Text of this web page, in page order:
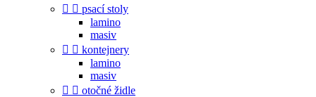
  psací stoly
lamino
masiv
  kontejnery
lamino
masiv
  otočné židle